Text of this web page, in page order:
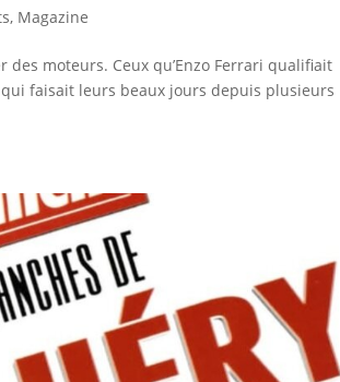
, Magazine
moteurs. Ceux qu’Enzo Ferrari qualifiait
qui faisait leurs beaux jours depuis plusieurs